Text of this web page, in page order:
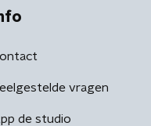
vragen
de studio